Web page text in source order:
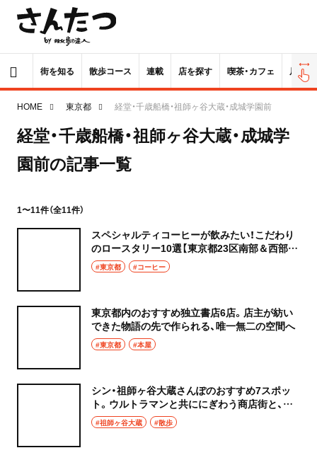
街を知る 散歩コース 連載 店を探す 喫茶・カフェ 居酒屋
HOME 東京都 経堂・千歳船橋・祖師ヶ谷大蔵・成城学園前
経堂・千歳船橋・祖師ヶ谷大蔵・成城学
園前の記事一覧
1〜11件（全11件）
スペシャルティコーヒーが飲みたい！こだわり
のロースタリー10選【東京都23区南部＆西部の
人気カフェへ】
#東京都 #コーヒー
東京都内のおすすめ独立書店6店。店主が紡い
できた物語の先で作られる、唯一無二の空間へ
#東京都 #本屋
シン・祖師ヶ谷大蔵さんぽのおすすめ7スポッ
ト。ウルトラマンと共ににぎわう商店街と、街
に吹く新たな風
#祖師ヶ谷大蔵 #散歩